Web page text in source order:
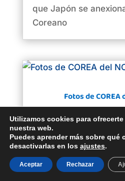
que Japón se
Coreano
Fotos de COREA
pensando en viajar a
ya conoces lo
como lo contamos en
toca conocer los
Utilizamos cookies para
nuestra web.
Puedes aprender más sobre qué
desactivarlas en los ajustes.
Aceptar Rechazar